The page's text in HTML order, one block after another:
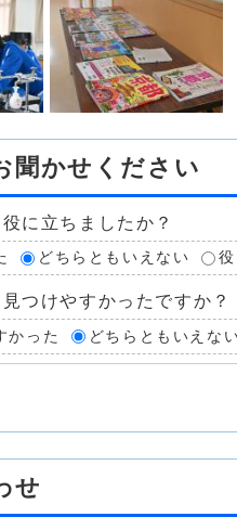
聞かせください
に立ちましたか？
どちらともいえない
つけやすかったですか？
かった どちらともいえな
せ